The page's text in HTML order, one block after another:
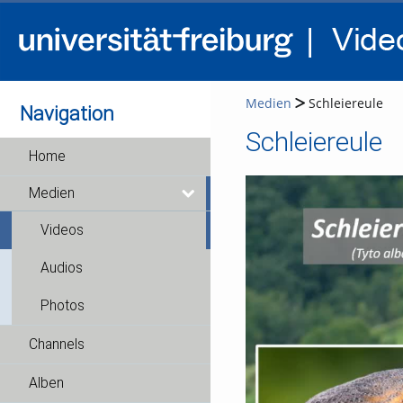
Navigation
Home
Medien
Videos
Audios
Photos
Channels
Alben
Medien Schleiereule
Schleiereule